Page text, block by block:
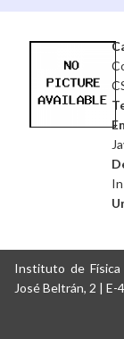
Instituto de
José Beltrán, 2 | E-